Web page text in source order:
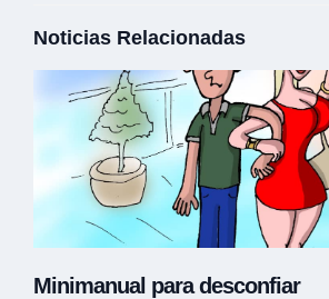
Noticias Relacionadas
Minimanual para desconfiar